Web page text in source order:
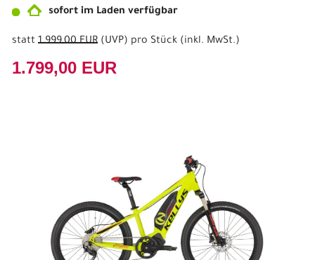
sofort im Laden verfügbar
statt 1.999,00 EUR (UVP) pro Stück (inkl. MwSt.)
1.799,00 EUR